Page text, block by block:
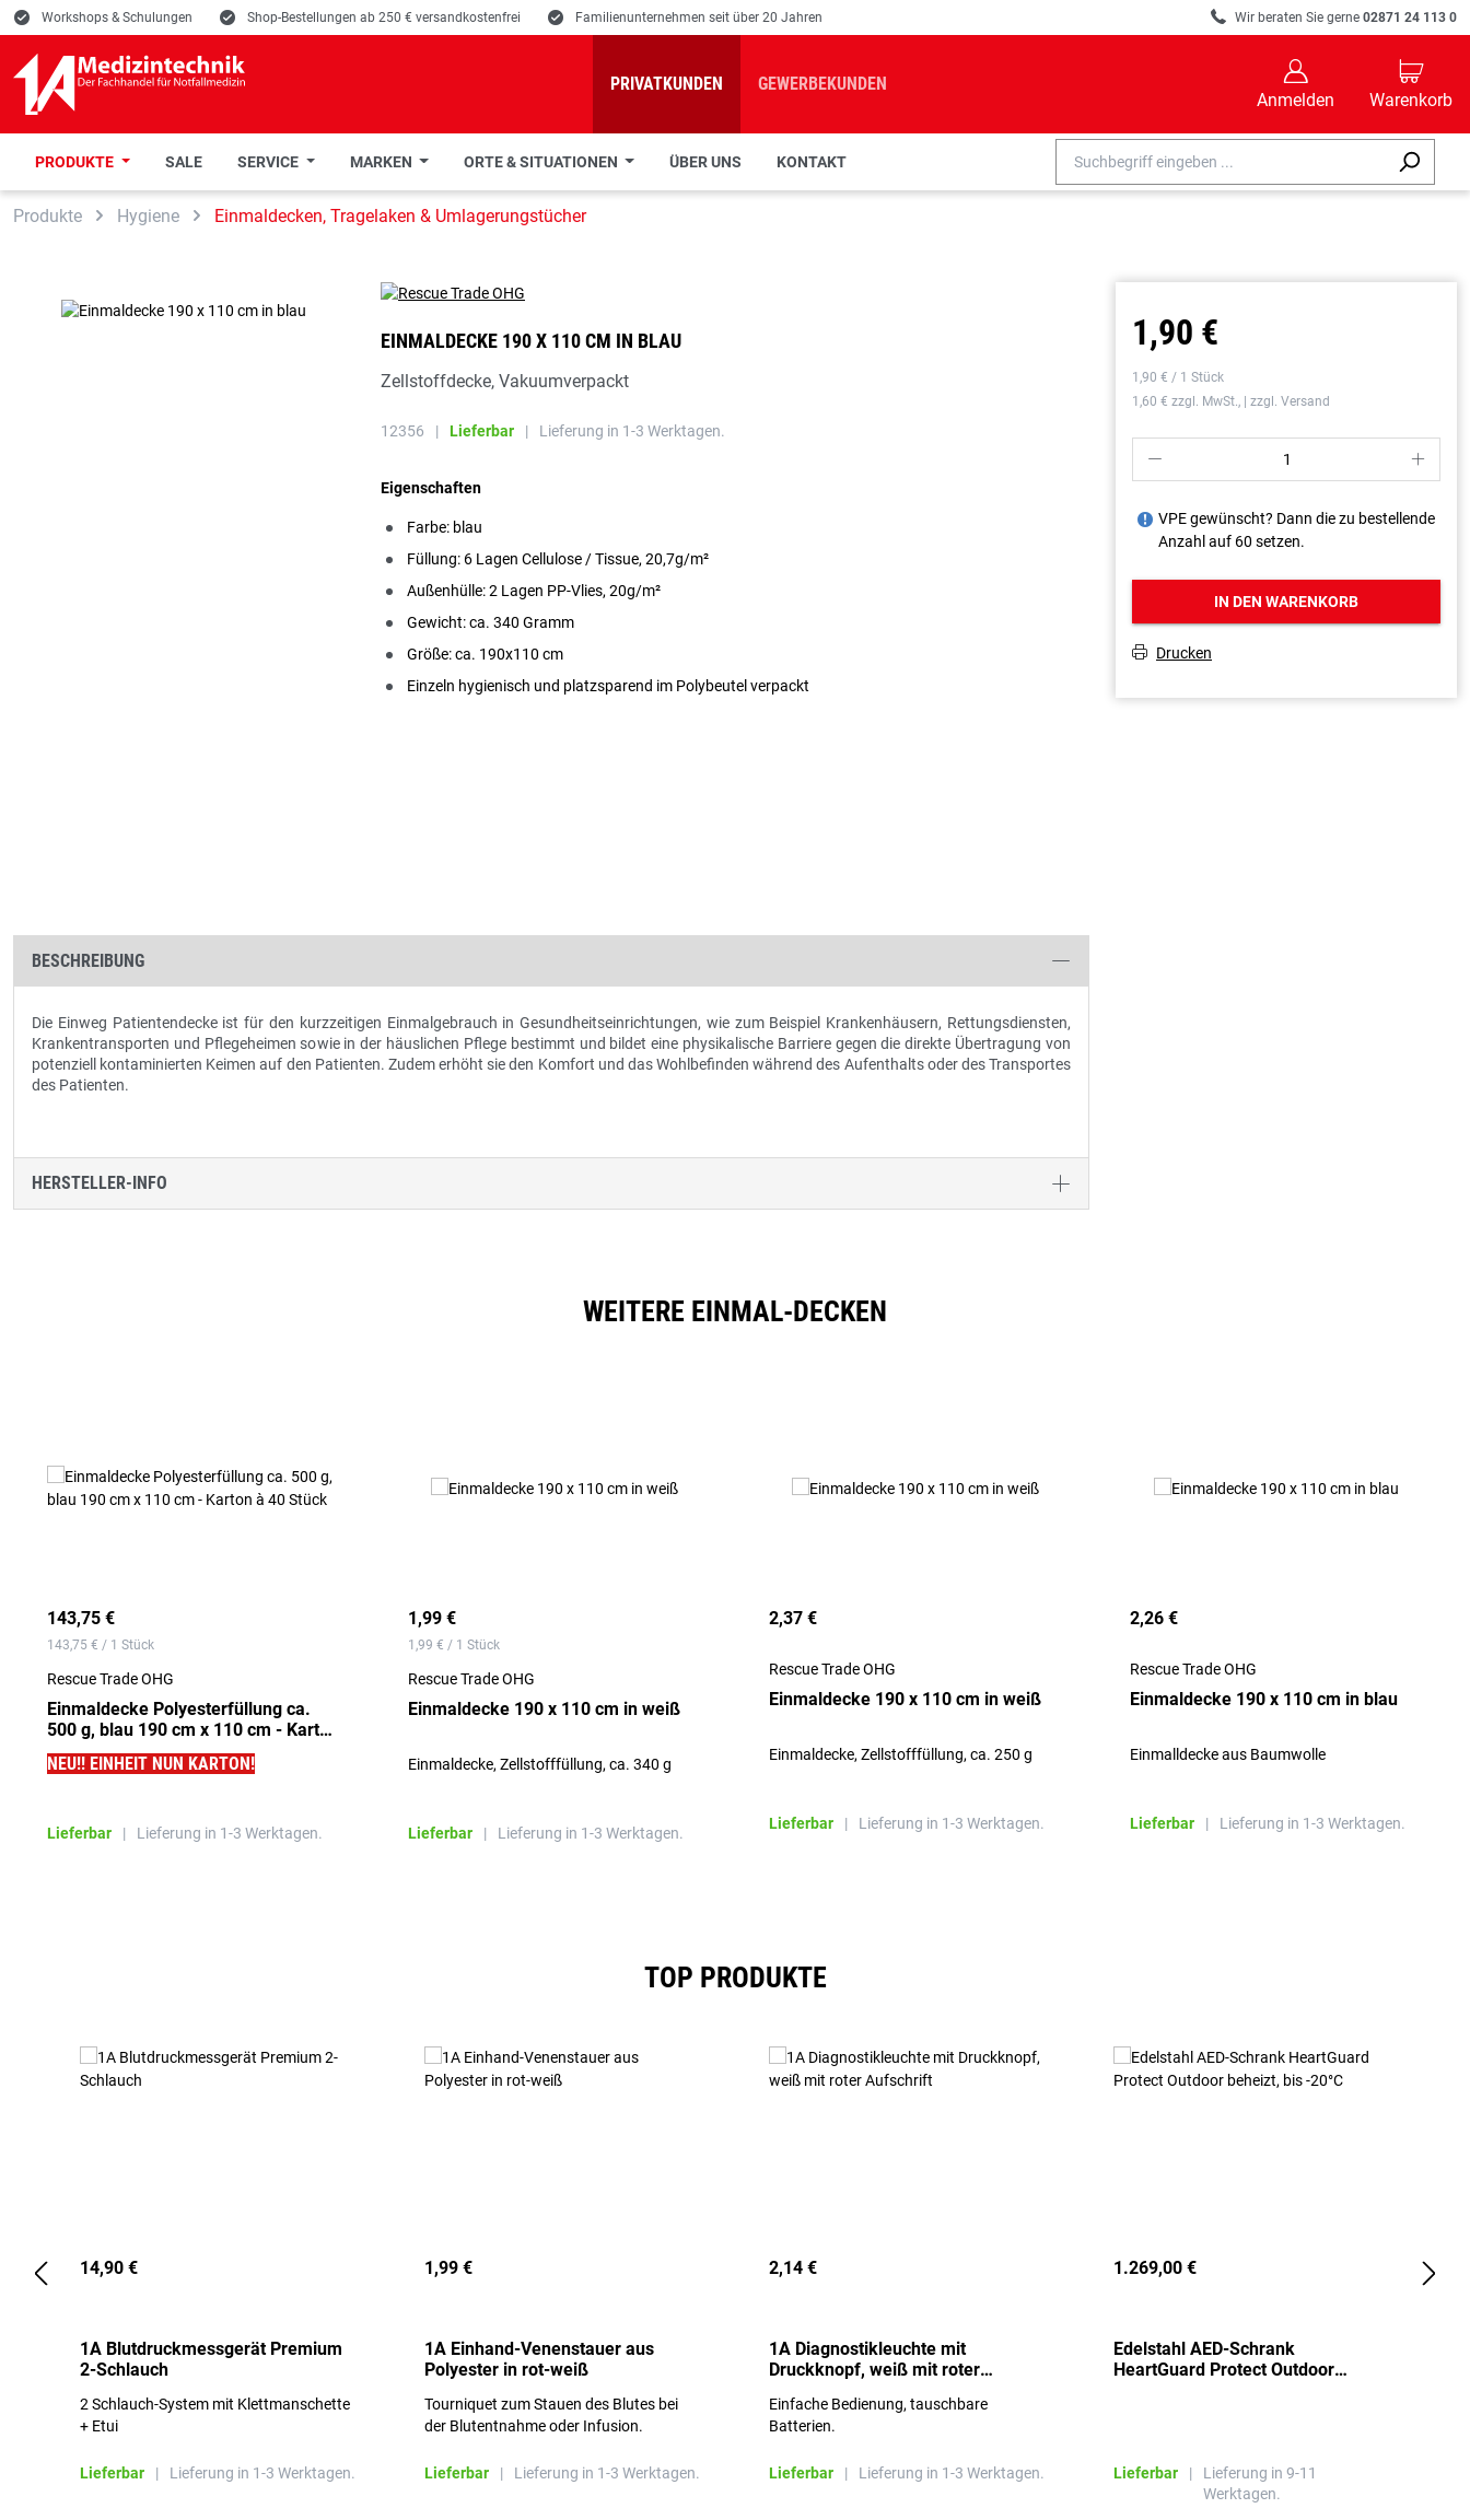
Zur Suche springen
Zur Hauptnavigation springen
E Workshops & Schulungen E Shop-Bestellungen ab 250 € versandkostenfrei E Familienunternehmen seit über 20 Jahren R Wir beraten Sie gerne 02871 24 113 0
PRIVATKUNDEN GEWERBEKUNDEN
B
Anmelden
C
Warenkorb
PRODUKTE SALE SERVICE MARKEN ORTE & SITUATIONEN ÜBER UNS KONTAKT
Produkte Hygiene Einmaldecken, Tragelaken & Umlagerungstücher
EINMALDECKE 190 X 110 CM IN BLAU
Zellstoffdecke, Vakuumverpackt
12356 | Lieferbar | Lieferung in 1-3 Werktagen.
Eigenschaften
Farbe: blau
Füllung: 6 Lagen Cellulose / Tissue, 20,7g/m²
Außenhülle: 2 Lagen PP-Vlies, 20g/m²
Gewicht: ca. 340 Gramm
Größe: ca. 190x110 cm
Einzeln hygienisch und platzsparend im Polybeutel verpackt
BESCHREIBUNG
Die Einweg Patientendecke ist für den kurzzeitigen Einmalgebrauch in Gesundheitseinrichtungen, wie zum Beispiel Krankenhäusern, Rettungsdiensten,
Krankentransporten und Pflegeheimen sowie in der häuslichen Pflege bestimmt und bildet eine physikalische Barriere gegen die direkte Übertragung von
potenziell kontaminierten Keimen auf den Patienten. Zudem erhöht sie den Komfort und das Wohlbefinden während des Aufenthalts oder des Transportes
des Patienten.
HERSTELLER-INFO
1,90 €
1,90 € / 1 Stück
1,60 € zzgl. MwSt., | zzgl. Versand
P S
J VPE gewünscht? Dann die zu bestellende
Anzahl auf 60 setzen.
IN DEN WARENKORB
T Drucken
WEITERE EINMAL-DECKEN
143,75 €
143,75 € / 1 Stück
Rescue Trade OHG
Einmaldecke Polyesterfüllung ca.
500 g, blau 190 cm x 110 cm - Karton
à 40 Stück
NEU!! EINHEIT NUN KARTON!
Winterdecke)
Lieferbar | Lieferung in 1-3 Werktagen.
1,99 €
1,99 € / 1 Stück
Rescue Trade OHG
Einmaldecke 190 x 110 cm in weiß
Einmaldecke, Zellstofffüllung, ca. 340 g
Lieferbar | Lieferung in 1-3 Werktagen.
2,37 €
Rescue Trade OHG
Einmaldecke 190 x 110 cm in weiß
Einmaldecke, Zellstofffüllung, ca. 250 g
Lieferbar | Lieferung in 1-3 Werktagen.
2,26 €
Rescue Trade OHG
Einmaldecke 190 x 110 cm in blau
Einmalldecke aus Baumwolle
Lieferbar | Lieferung in 1-3 Werktagen.
TOP PRODUKTE
14,90 €
1A Blutdruckmessgerät Premium
2-Schlauch
2 Schlauch-System mit Klettmanschette
+ Etui
Lieferbar | Lieferung in 1-3 Werktagen.
1,99 €
1A Einhand-Venenstauer aus
Polyester in rot-weiß
Tourniquet zum Stauen des Blutes bei
der Blutentnahme oder Infusion.
Lieferbar | Lieferung in 1-3 Werktagen.
2,14 €
1A Diagnostikleuchte mit
Druckknopf, weiß mit roter
Einfache Bedienung, tauschbare
Batterien.
Lieferbar | Lieferung in 1-3 Werktagen.
1.269,00 €
Edelstahl AED-Schrank
HeartGuard Protect Outdoor
Lieferbar |
Lieferung in 9-11
Werktagen.